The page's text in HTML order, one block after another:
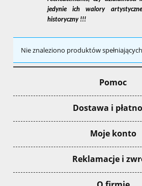
jedynie ich walory
historyczny !!!
Nie znaleziono produktów
Pomoc
Dostawa i
Moje konto
Reklamacje i